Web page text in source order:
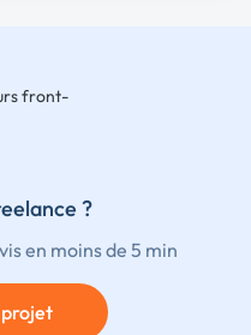
front-
?
en moins de 5 min